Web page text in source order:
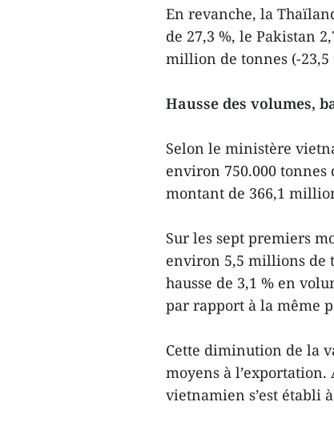
En revanche, la
de 27,3 %, le Pakistan
million de tonnes (-23,5
Hausse des volumes,
Selon le ministère
environ 750.000
montant de 366,1
Sur les sept premiers
environ 5,5 millions de
hausse de 3,1 % en
par rapport à la même
Cette diminution de la
moyens à
vietnamien s’est établi